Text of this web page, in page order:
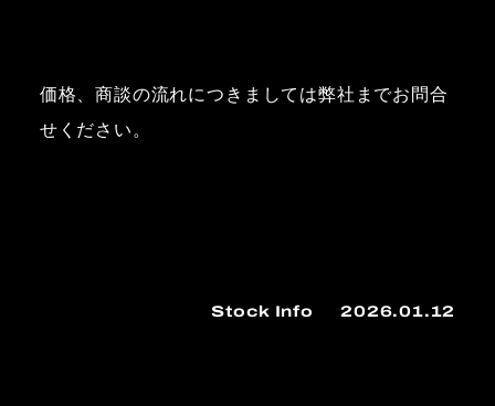
価格、商談の流れにつきましては弊社までお問合
せください。
Stock Info 2026.01.12